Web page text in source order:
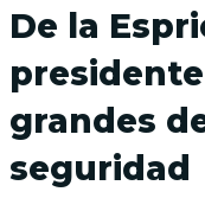
De la
grandes
seguridad